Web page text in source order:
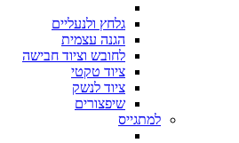
גלחץ ולנעליים
הגנה עצמית
לחובש וציוד חבישה
ציוד טקטי
ציוד לנשק
שיפצורים
למתגייס